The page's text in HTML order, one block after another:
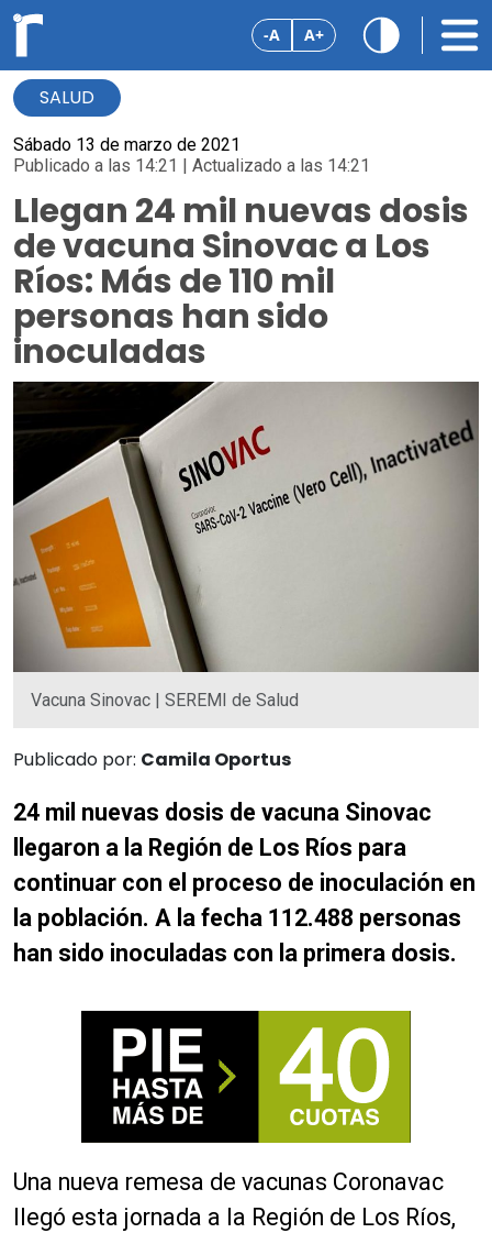
-A A+
SALUD
Sábado 13 de marzo de 2021
Publicado a las 14:21 | Actualizado a las 14:21
Llegan 24 mil nuevas dosis
de vacuna Sinovac a Los
Ríos: Más de 110 mil
personas han sido
inoculadas
Vacuna Sinovac | SEREMI de Salud
Publicado por: Camila Oportus
24 mil nuevas dosis de vacuna Sinovac
llegaron a la Región de Los Ríos para
continuar con el proceso de inoculación en
la población. A la fecha 112.488 personas
han sido inoculadas con la primera dosis.
Una nueva remesa de vacunas Coronavac
llegó esta jornada a la Región de Los Ríos,